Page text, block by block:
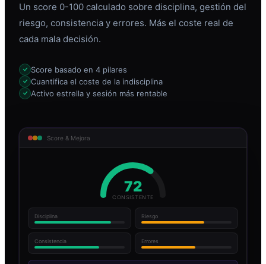
Un score 0-100 calculado sobre disciplina, gestión del
riesgo, consistencia y errores. Más el coste real de
cada mala decisión.
Score basado en 4 pilares
Cuantifica el coste de la indisciplina
Activo estrella y sesión más rentable
Score & Mejora
72
CONSISTENTE
Disciplina Riesgo
Consistencia Errores